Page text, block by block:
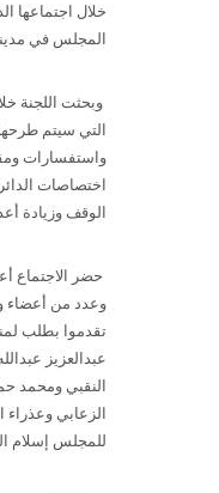
خلال اجتماعها
المجلس في
وبحثت اللجنة
التي سيتم
واستفسارات
اختصاصات
الوقف وزيادة
حضر الاجتماع
وعدد من
تقدموا بطلب
عبدالعزيز
النقبي ومحمد
الزعابي وعذراء
للمجلس إسلام